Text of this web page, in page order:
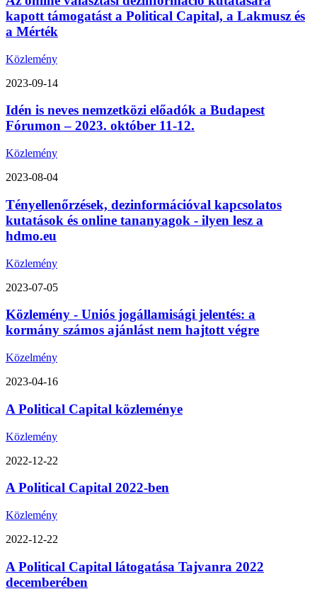
kapott támogatást a Political Capital, a Lakmusz és
a Mérték
Közlemény
2023-09-14
Idén is neves nemzetközi előadók a Budapest
Fórumon – 2023. október 11-12.
Közlemény
2023-08-04
Tényellenőrzések, dezinformációval kapcsolatos
kutatások és online tananyagok - ilyen lesz a
hdmo.eu
Közlemény
2023-07-05
Közlemény - Uniós jogállamisági jelentés: a
kormány számos ajánlást nem hajtott végre
Közelmény
2023-04-16
A Political Capital közleménye
Közlemény
2022-12-22
A Political Capital 2022-ben
Közlemény
2022-12-22
A Political Capital látogatása Tajvanra 2022
decemberében